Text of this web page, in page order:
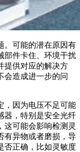
。可能的潜在原因有
部件卡住、环境干扰
提供对应的解决方
会造成进一步的问
，因为电压不足可能
器，特别是安全光纤
这可能会影响检测灵
有异物或者磨损，导
否正确，比如灵敏度